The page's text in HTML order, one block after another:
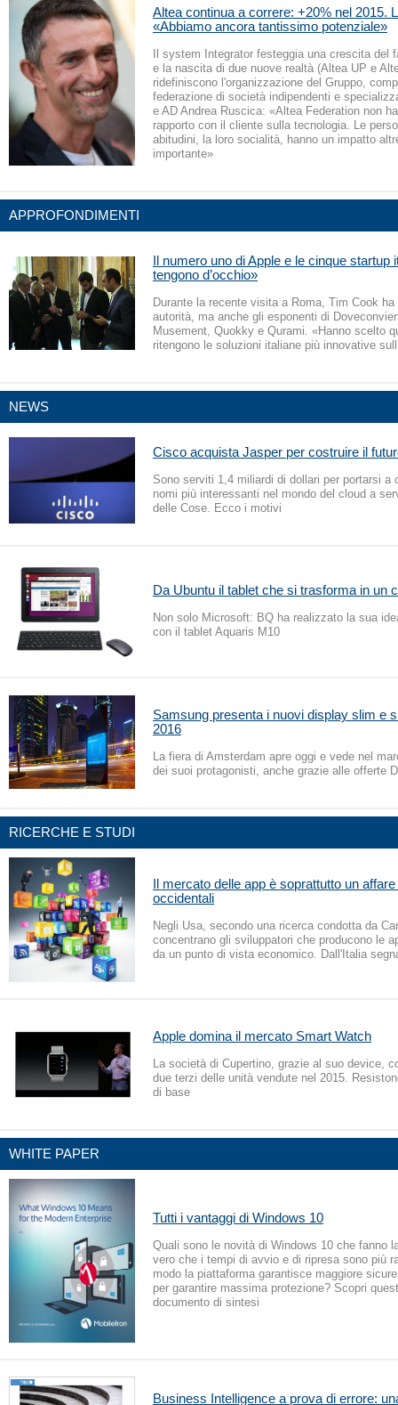
Altea continua a correre: +20% nel 2015.
«Abbiamo ancora tantissimo potenziale»
Il system Integrator festeggia una crescita del
e la nascita di due nuove realtà (Altea UP e
ridefiniscono l'organizzazione del Gruppo,
federazione di società indipendenti e
e AD Andrea Ruscica: «Altea Federation non
rapporto con il cliente sulla tecnologia. Le
abitudini, la loro socialità, hanno un impatto
importante»
APPROFONDIMENTI
Il numero uno di Apple e le cinque startup
tengono d’occhio»
Durante la recente visita a Roma, Tim Cook
autorità, ma anche gli esponenti di
Musement, Quokky e Qurami. «Hanno scelto
ritengono le soluzioni italiane più innovative
NEWS
Cisco acquista Jasper per costruire il
Sono serviti 1,4 miliardi di dollari per portarsi a
nomi più interessanti nel mondo del cloud a
delle Cose. Ecco i motivi
Da Ubuntu il tablet che si trasforma in un
Non solo Microsoft: BQ ha realizzato la sua
con il tablet Aquaris M10
Samsung presenta i nuovi display slim e
2016
La fiera di Amsterdam apre oggi e vede nel
dei suoi protagonisti, anche grazie alle offerte
RICERCHE E STUDI
Il mercato delle app è soprattutto un
occidentali
Negli Usa, secondo una ricerca condotta da
concentrano gli sviluppatori che producono le
da un punto di vista economico. Dall'Italia
Apple domina il mercato Smart Watch
La società di Cupertino, grazie al suo device,
due terzi delle unità vendute nel 2015.
di base
WHITE PAPER
Tutti i vantaggi di Windows 10
Quali sono le novità di Windows 10 che fanno
vero che i tempi di avvio e di ripresa sono più
modo la piattaforma garantisce maggiore
per garantire massima protezione? Scopri
documento di sintesi
Business Intelligence a prova di errore: